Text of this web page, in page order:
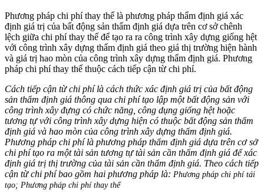
Phương pháp chi phí thay thế là phương pháp thẩm định giá xác
định giá trị của bất động sản thẩm định giá dựa trên cơ sở chênh
lệch giữa chi phí thay thế để tạo ra ra công trình xây dựng giống hệt
với công trình xây dựng thẩm định giá theo giá thị trường hiện hành
và giá trị hao mòn của công trình xây dựng thẩm định giá. Phương
pháp chi phí thay thế thuộc cách tiếp cận từ chi phí.
Cách tiếp cận từ chi phí là cách thức xác định giá trị của bất động
sản thẩm định giá thông qua chi phí tạo lập một bất động sản với
công trình xây đựng có chức năng, công dụng giống hệt hoặc
tương tự với công trình xây dựng hiện có thuộc bất động sản thẩm
định giá và hao mòn của công trình xây dựng thẩm định giá.
Phương pháp chi phí là phương pháp thẩm định giá dựa trên cơ sở
chi phí tạo ra một tài sản tương tự tài sản cần thẩm định giá để xác
định giá trị thị trường của tài sản cần thẩm định giá. Theo cách tiếp
cận từ chi phí bao gồm hai phương pháp là: Phương pháp chi phí tái
tạo; Phương pháp chi phí thay thế